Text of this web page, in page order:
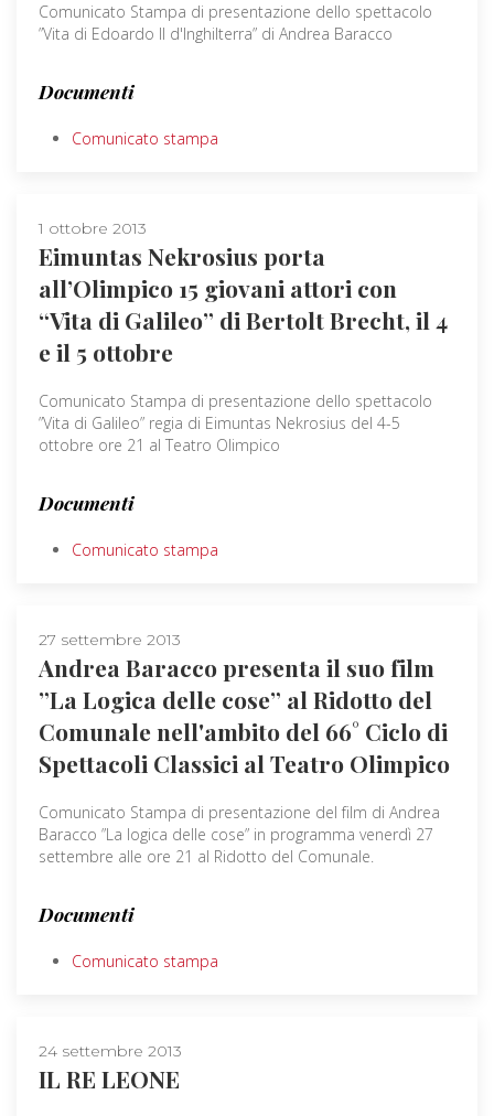
Comunicato Stampa di presentazione dello spettacolo
”Vita di Edoardo II d'Inghilterra” di Andrea Baracco
Documenti
Comunicato stampa
1 ottobre 2013
Eimuntas Nekrosius porta
all’Olimpico 15 giovani attori con
“Vita di Galileo” di Bertolt Brecht, il 4
e il 5 ottobre
Comunicato Stampa di presentazione dello spettacolo
”Vita di Galileo” regia di Eimuntas Nekrosius del 4-5
ottobre ore 21 al Teatro Olimpico
Documenti
Comunicato stampa
27 settembre 2013
Andrea Baracco presenta il suo film
”La Logica delle cose” al Ridotto del
Comunale nell'ambito del 66° Ciclo di
Spettacoli Classici al Teatro Olimpico
Comunicato Stampa di presentazione del film di Andrea
Baracco ”La logica delle cose” in programma venerdì 27
settembre alle ore 21 al Ridotto del Comunale.
Documenti
Comunicato stampa
24 settembre 2013
IL RE LEONE